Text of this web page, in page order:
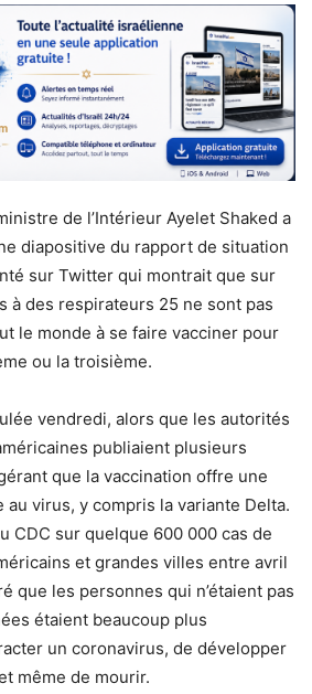
de l’Intérieur Ayelet Shaked a
diapositive du rapport de situation
sur Twitter qui montrait que sur
à des respirateurs 25 ne sont pas
le monde à se faire vacciner pour
ou la troisième.
vendredi, alors que les autorités
publiaient plusieurs
que la vaccination offre une
virus, y compris la variante Delta.
CDC sur quelque 600 000 cas de
et grandes villes entre avril
que les personnes qui n’étaient pas
étaient beaucoup plus
un coronavirus, de développer
même de mourir.